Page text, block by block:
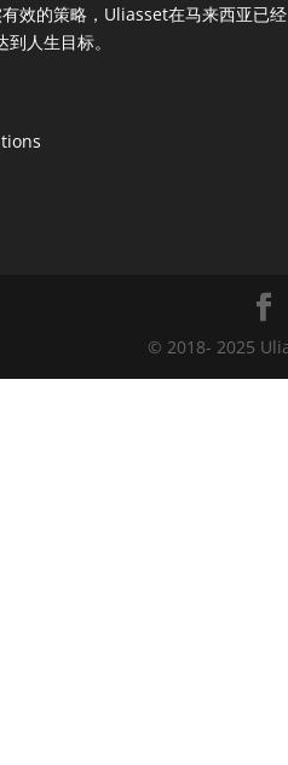
效的策略，Uliasset在马来西亚已经
人生目标。
© 2018- 2025